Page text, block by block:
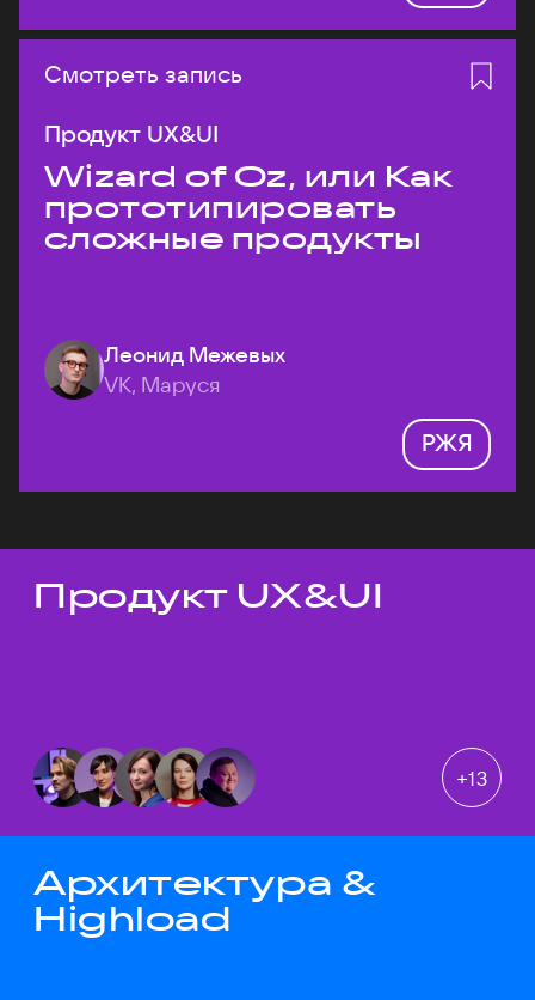
Смотреть запись
Продукт UX&UI
Wizard of Oz, или Как
прототипировать
сложные продукты
Леонид Межевых
VK, Маруся
РЖЯ
Темы докладов
Продукт UX&UI
+13
Архитектура &
Highload